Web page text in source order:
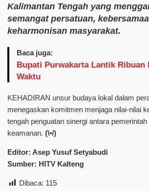
Kalimantan Tengah yang
semangat persatuan,
keharmonisan masyarakat.
Baca juga:
Bupati Purwakarta Lantik Ribuan
Waktu
KEHADIRAN unsur budaya lokal dalam
menegaskan komitmen menjaga nilai-nilai
tengah penguatan sinergi antara
keamanan. (\•/)
Editor: Asep Yusuf Setyabudi
Sumber: HITV Kalteng
Dibaca: 115